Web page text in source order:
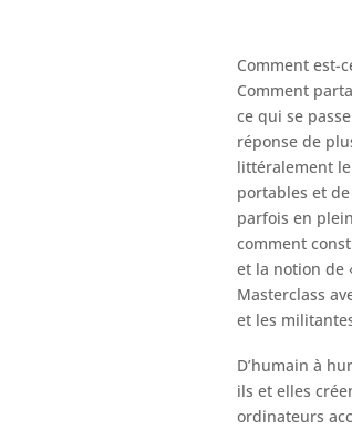
Comment est-
Comment
ce qui se
réponse de
littéralement le
portables et
parfois en
comment
et la notion de
Masterclass
et les
D’humain à
ils et elles
ordinateurs